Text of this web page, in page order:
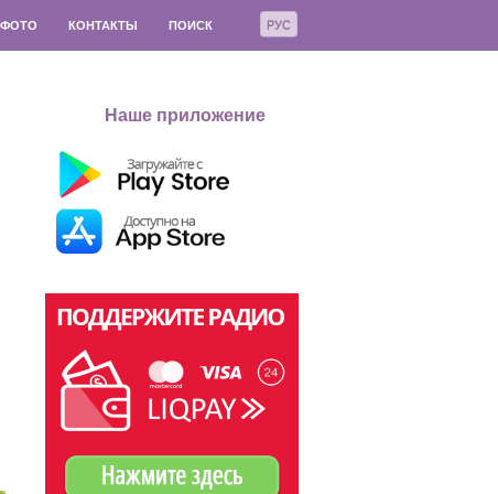
РУС
ФОТО КОНТАКТЫ ПОИСК
Наше приложение